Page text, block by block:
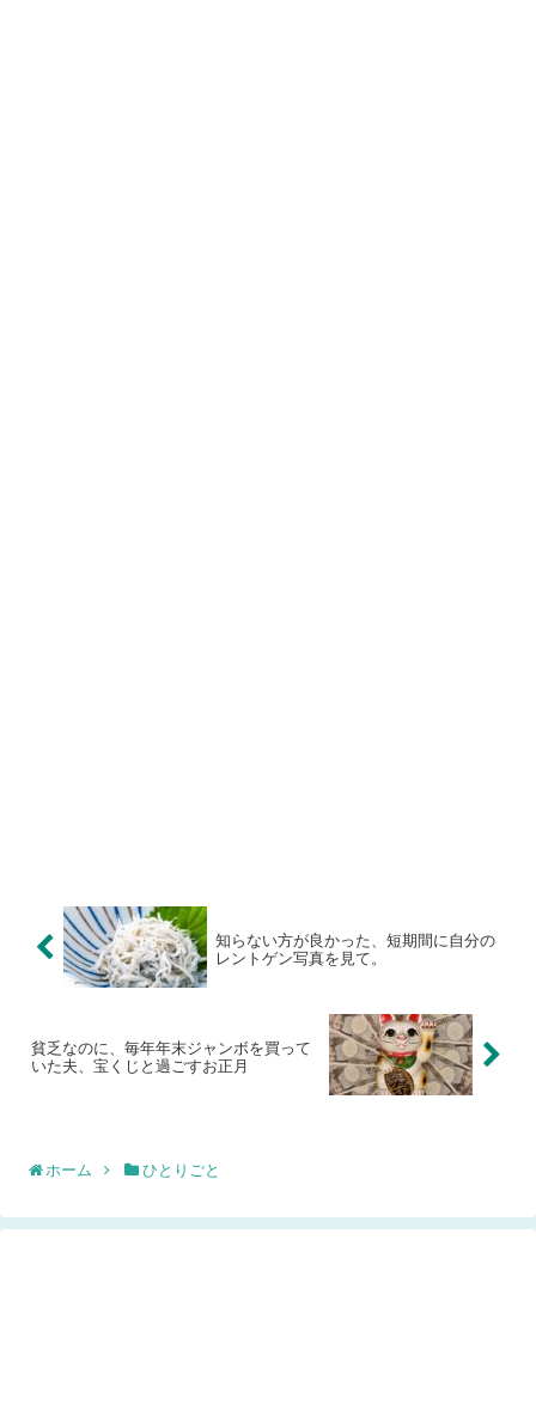
知らない方が良かった、短期間に自分の
レントゲン写真を見て。
貧乏なのに、毎年年末ジャンボを買って
いた夫、宝くじと過ごすお正月
ホーム ひとりごと